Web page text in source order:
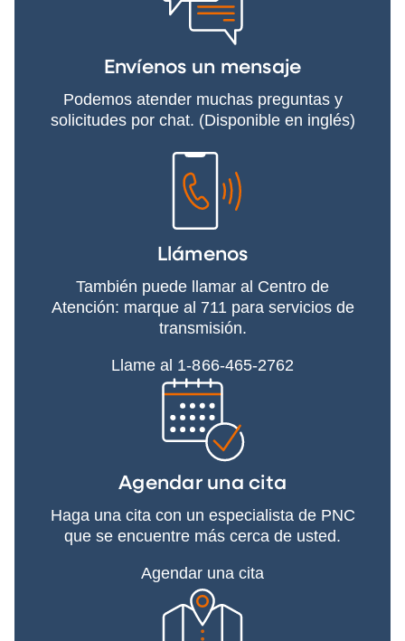
Envíenos un mensaje
Podemos atender muchas preguntas y
solicitudes por chat. (Disponible en inglés)
Llámenos
También puede llamar al Centro de
Atención: marque al 711 para servicios de
transmisión.
Llame al 1-866-465-2762
Agendar una cita
Haga una cita con un especialista de PNC
que se encuentre más cerca de usted.
Agendar una cita